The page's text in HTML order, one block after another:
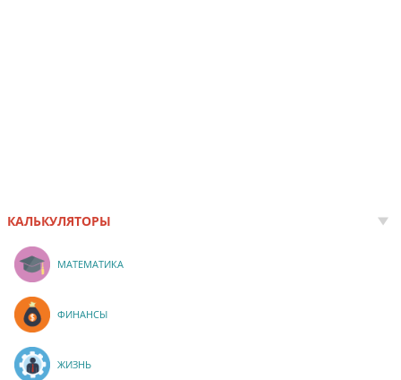
КАЛЬКУЛЯТОРЫ
МАТЕМАТИКА
ФИНАНСЫ
ЖИЗНЬ